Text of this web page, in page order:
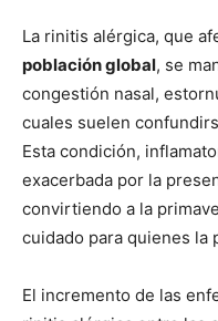
La rinitis alérgica, que
población global, se
congestión nasal,
cuales suelen
Esta condición,
exacerbada por la
convirtiendo a la
cuidado para quienes la
El incremento de las